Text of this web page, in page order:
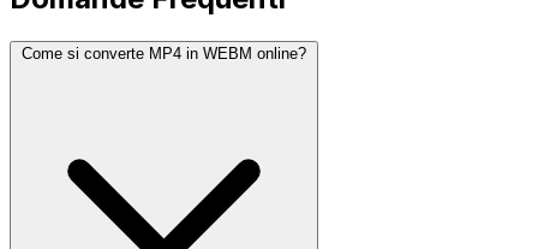
Come si converte MP4 in WEBM online?